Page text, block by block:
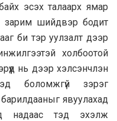
эсэх талаарх ямар
зарим шийдвэр бодит
би тэр уулзалт дээр
холбоотой
нь дээр хэлсэнчлэн
боломжгүй зэрэг
явуулахад
надаас тэд эхэлж